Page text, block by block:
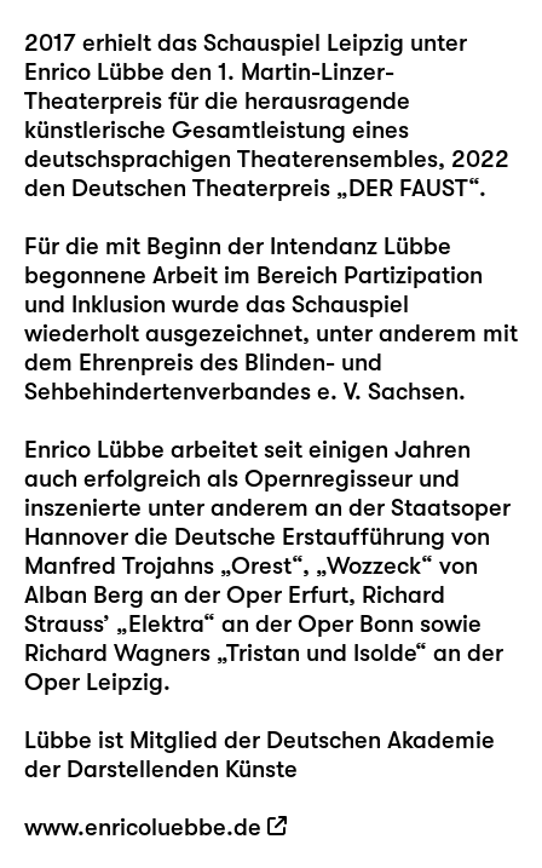
2017 erhielt das Schauspiel Leipzig unter
Enrico Lübbe den 1. Martin-Linzer-
Theaterpreis für die herausragende
künstlerische Gesamtleistung eines
deutschsprachigen Theaterensembles, 2022
den Deutschen Theaterpreis „DER FAUST“.
Für die mit Beginn der Intendanz Lübbe
begonnene Arbeit im Bereich Partizipation
und Inklusion wurde das Schauspiel
wiederholt ausgezeichnet, unter anderem mit
dem Ehrenpreis des Blinden- und
Sehbehindertenverbandes e. V. Sachsen.
Enrico Lübbe arbeitet seit einigen Jahren
auch erfolgreich als Opernregisseur und
inszenierte unter anderem an der Staatsoper
Hannover die Deutsche Erstaufführung von
Manfred Trojahns „Orest“, „Wozzeck“ von
Alban Berg an der Oper Erfurt, Richard
Strauss’ „Elektra“ an der Oper Bonn sowie
Richard Wagners „Tristan und Isolde“ an der
Oper Leipzig.
Lübbe ist Mitglied der Deutschen Akademie
der Darstellenden Künste
www.enricoluebbe.de